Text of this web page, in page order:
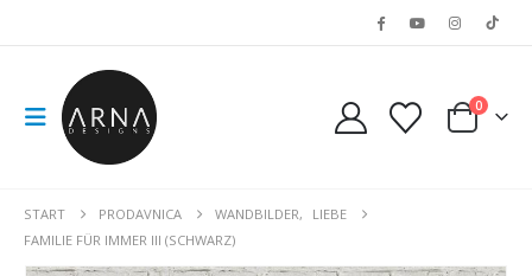
0
START PRODAVNICA WANDBILDER,
LIEBE
FAMILIE FÜR IMMER III (SCHWARZ)